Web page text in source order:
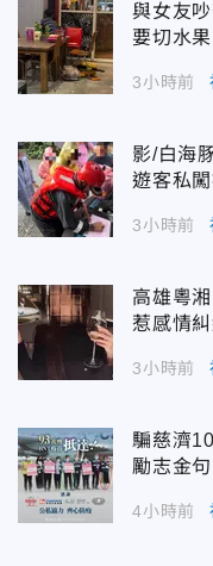
與女友
要切水
3小時前
影/白海
遊客私
3小時前
高雄粵
惹感情
3小時前
騙慈濟
勵志金句
4小時前